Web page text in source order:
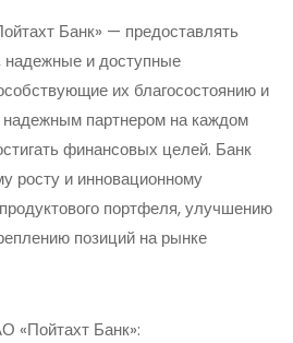
Банк» — предоставлять
надежные и доступные
их благосостоянию и
надежным партнером на каждом
финансовых целей. Банк
росту и инновационному
портфеля, улучшению
позиций на рынке
«Пойтахт Банк»: